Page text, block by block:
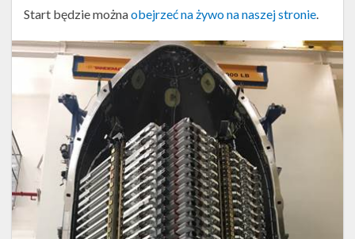
Start będzie możnaobejrzeć na żywo na naszej stronie